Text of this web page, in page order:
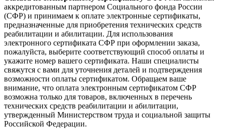
аккредитованным партнером Социального фонда России
(СФР) и принимаем к оплате электронные сертификаты,
предназначенные для приобретения технических средств
реабилитации и абилитации. Для использования
электронного сертификата СФР при оформлении заказа,
пожалуйста, выберите соответствующий способ оплаты и
укажите номер вашего сертификата. Наши специалисты
свяжутся с вами для уточнения деталей и подтверждения
возможности оплаты сертификатом. Обращаем ваше
внимание, что оплата электронным сертификатом СФР
возможна только для товаров, включенных в перечень
технических средств реабилитации и абилитации,
утвержденный Министерством труда и социальной защиты
Российской Федерации.